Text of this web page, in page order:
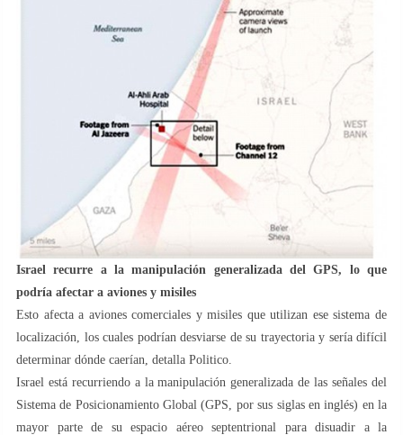
Israel recurre a la manipulación generalizada del GPS, lo que
podría afectar a aviones y misiles
Esto afecta a aviones comerciales y misiles que utilizan ese sistema de
localización, los cuales podrían desviarse de su trayectoria y sería difícil
determinar dónde caerían, detalla Politico.
Israel está recurriendo a la manipulación generalizada de las señales del
Sistema de Posicionamiento Global (GPS, por sus siglas en inglés) en la
mayor parte de su espacio aéreo septentrional para disuadir a la